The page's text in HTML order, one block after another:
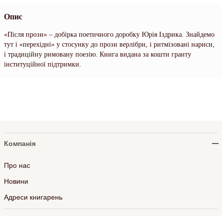
Опис
«Після прози» – добірка поетичного доробку Юрія Іздрика. Знайдемо
тут і «перехідні» у стосунку до прози верлібри, і ритмізовані нариси,
і традиційну римовану поезію. Книга видана за кошти гранту
інституційної підтримки.
Компанія
Про нас
Новини
Адреси книгарень